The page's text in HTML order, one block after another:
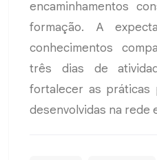
encaminhamentos
formação. A
conhecimentos
três dias de
fortalecer as práticas
desenvolvidas na rede